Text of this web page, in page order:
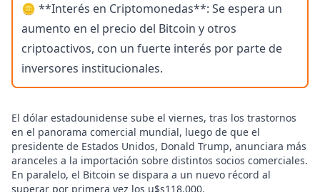
🪙 **Interés en Criptomonedas**: Se espera un
aumento en el precio del Bitcoin y otros
criptoactivos, con un fuerte interés por parte de
inversores institucionales.
El dólar estadounidense sube el viernes, tras los trastornos
en el panorama comercial mundial, luego de que el
presidente de Estados Unidos, Donald Trump, anunciara más
aranceles a la importación sobre distintos socios comerciales.
En paralelo, el Bitcoin se dispara a un nuevo récord al
superar por primera vez los u$s118.000.